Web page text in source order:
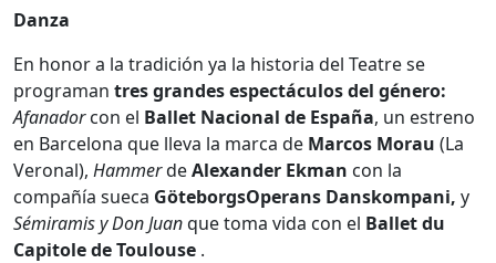
Danza
En honor a la tradición ya la historia del Teatre se
programan tres grandes espectáculos del género:
Afanadorcon el Ballet Nacional de España, un estreno
en Barcelona que lleva la marca de Marcos Morau (La
Veronal), HammerdeAlexander Ekman con la
compañía sueca GöteborgsOperans Danskompani, y
Sémiramis y Don Juanque toma vida con el Ballet du
Capitole de Toulouse .